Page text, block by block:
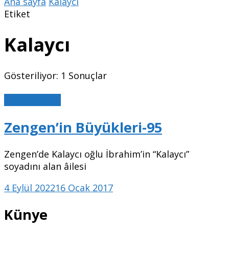
Etiket
Kalaycı
Gösteriliyor: 1 Sonuçlar
Zengen’in Büyükleri-95
Zengen’de Kalaycı oğlu İbrahim’in “Kalaycı”
soyadını alan âilesi
4 Eylül 202216 Ocak 2017
Künye